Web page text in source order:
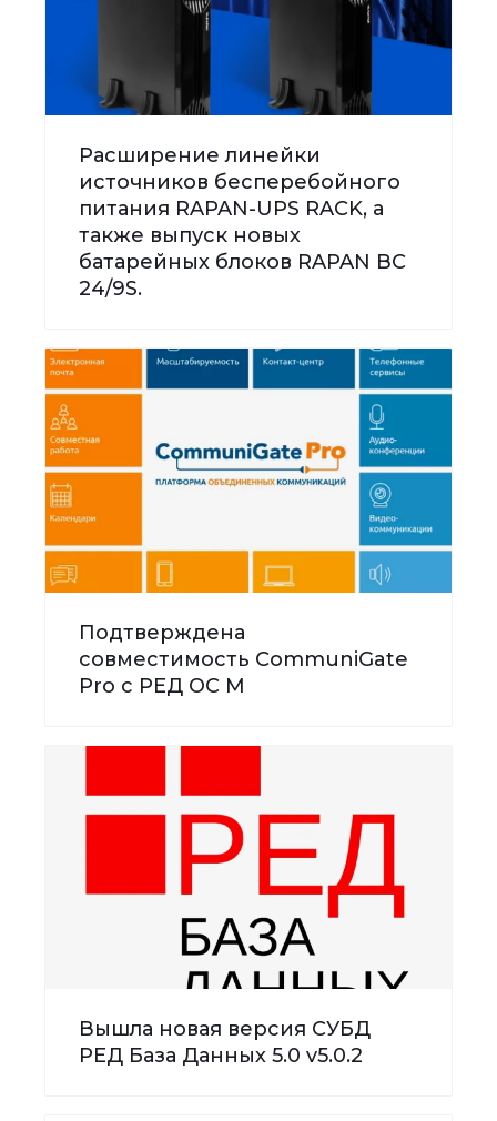
Расширение линейки
источников бесперебойного
питания RAPAN-UPS RACK, а
также выпуск новых
батарейных блоков RAPAN BC
24/9S.
Подтверждена
совместимость CommuniGate
Pro с РЕД ОС М
Вышла новая версия СУБД
РЕД База Данных 5.0 v5.0.2